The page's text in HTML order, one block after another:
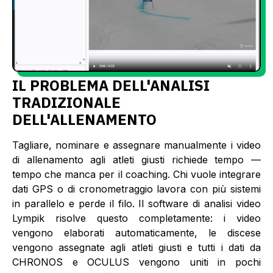
IL PROBLEMA DELL'ANALISI
TRADIZIONALE
DELL'ALLENAMENTO
Tagliare, nominare e assegnare manualmente i video
di allenamento agli atleti giusti richiede tempo —
tempo che manca per il coaching. Chi vuole integrare
dati GPS o di cronometraggio lavora con più sistemi
in parallelo e perde il filo. Il software di analisi video
Lympik risolve questo completamente: i video
vengono elaborati automaticamente, le discese
vengono assegnate agli atleti giusti e tutti i dati da
CHRONOS e OCULUS vengono uniti in pochi